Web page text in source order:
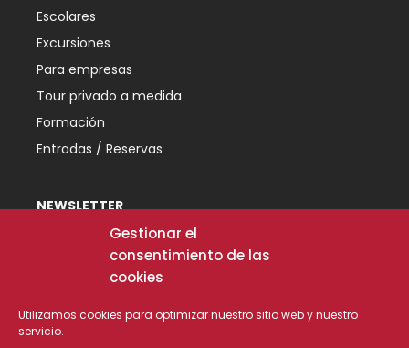
Gestionar el
consentimiento de las
cookies
Utilizamos cookies para optimizar nuestro sitio web y nuestro
servicio.
Escolares
Excursiones
Para empresas
Tour privado a medida
Formación
Entradas / Reservas
NEWSLETTER
Subscribe to our newsletter and don't miss our
[mc4wp_form id="30663"]